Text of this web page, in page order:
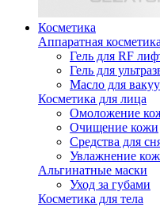
Косметика
Аппаратная косметика
Гель для RF
Гель для
Масло для
Косметика для лица
Омоложение
Очищение кожи
Средства для
Увлажнение
Альгинатные маски
Уход за губами
Косметика для тела